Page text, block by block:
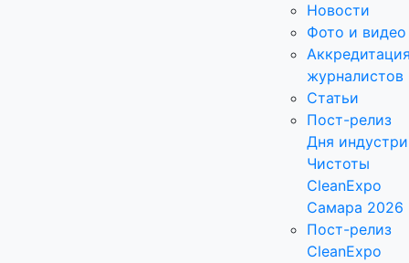
Новости
Фото и видео
журналистов
Статьи
Пост-релиз
Дня
Чистоты
CleanExpo
Самара 2026
Пост-релиз
CleanExpo